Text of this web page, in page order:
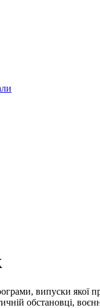
випуски якої
обстановці,